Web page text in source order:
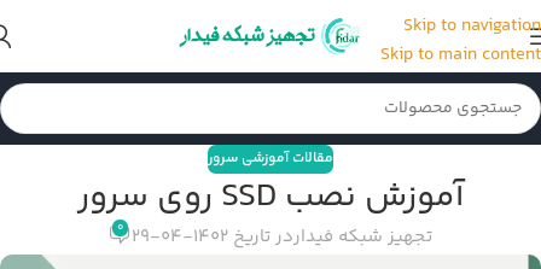
Skip to navigation
Skip to main content
مقالات آموزشی سرور
آموزش نصب SSD روی سرور
تجهیز شبکه فیداردر تاریخ 1402-04-29 0